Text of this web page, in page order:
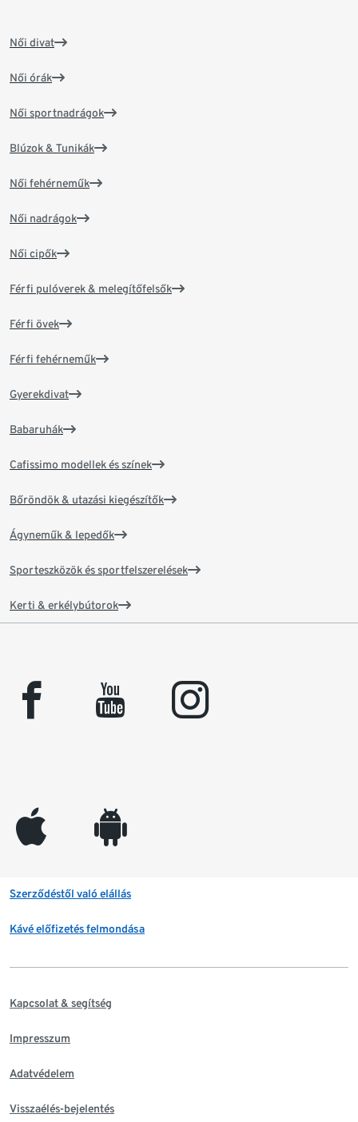
Női divat
Női órák
Női sportnadrágok
Blúzok & Tunikák
Női fehérneműk
Női nadrágok
Női cipők
Férfi pulóverek & melegítőfelsők
Férfi övek
Férfi fehérneműk
Gyerekdivat
Babaruhák
Cafissimo modellek és színek
Bőröndök & utazási kiegészítők
Ágyneműk & lepedők
Sporteszközök és sportfelszerelések
Kerti & erkélybútorok
facebook youtube instagram
appleinc android
Szerződéstől való elállás
Kávé előfizetés felmondása
Kapcsolat & segítség
Impresszum
Adatvédelem
Visszaélés-bejelentés